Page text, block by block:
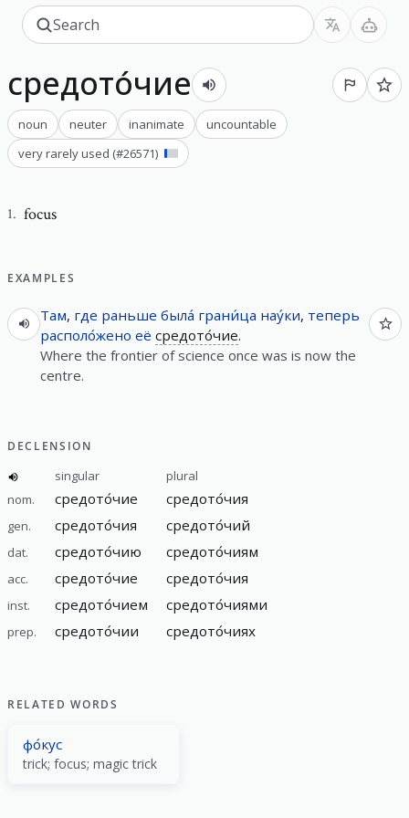
средото́чие
noun neuter inanimate
uncountable
very rarely used (#26571)
1. focus
EXAMPLES
Там, где раньше была́ грани́ца нау́ки, теперь
располо́жено её средото́чие.
Where the frontier of science once was is now the
centre.
DECLENSION
singular
plural
nom.
средото́чие средото́чия
gen. средото́чия средото́чий
dat. средото́чию средото́чиям
acc. средото́чие средото́чия
inst. средото́чием средото́чиями
prep. средото́чии средото́чиях
RELATED WORDS
фо́кус
trick; focus; magic trick